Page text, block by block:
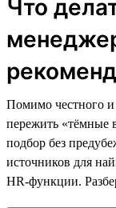
Что
Помимо честного и
пережить «тёмные
подбор без
источников для
HR-функции.